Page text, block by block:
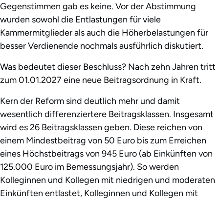
Gegenstimmen gab es keine. Vor der Abstimmung
wurden sowohl die Entlastungen für viele
Kammermitglieder als auch die Höherbelastungen für
besser Verdienende nochmals ausführlich diskutiert.
Was bedeutet dieser Beschluss? Nach zehn Jahren tritt
zum 01.01.2027 eine neue Beitragsordnung in Kraft.
Kern der Reform sind deutlich mehr und damit
wesentlich differenziertere Beitragsklassen. Insgesamt
wird es 26 Beitragsklassen geben. Diese reichen von
einem Mindestbeitrag von 50 Euro bis zum Erreichen
eines Höchstbeitrags von 945 Euro (ab Einkünften von
125.000 Euro im Bemessungsjahr). So werden
Kolleginnen und Kollegen mit niedrigen und moderaten
Einkünften entlastet, Kolleginnen und Kollegen mit